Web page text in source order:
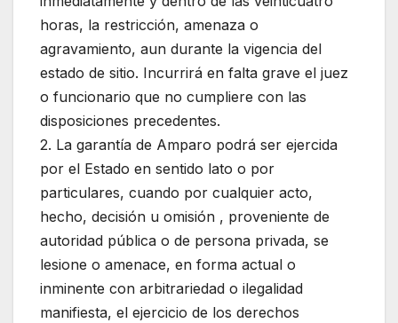
horas, la restricción, amenaza o
agravamiento, aun durante la vigencia del
estado de sitio. Incurrirá en falta grave el juez
o funcionario que no cumpliere con las
disposiciones precedentes.
2. La garantía de Amparo podrá ser ejercida
por el Estado en sentido lato o por
particulares, cuando por cualquier acto,
hecho, decisión u omisión , proveniente de
autoridad pública o de persona privada, se
lesione o amenace, en forma actual o
inminente con arbitrariedad o ilegalidad
manifiesta, el ejercicio de los derechos